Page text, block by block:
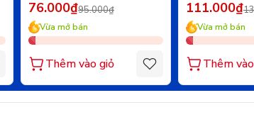
76.000₫95.000₫
Vừa mở bán
Thêm vào giỏ
111.000₫
Vừa mở bán
Thêm